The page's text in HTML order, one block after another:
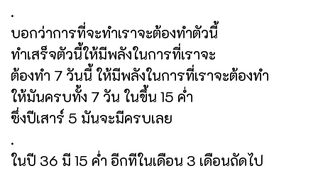
.
บอกว่าการที่จะทำเราจะต้องทำตัวนี้
ทำเสร็จตัวนี้ให้มีพลังในการที่เราจะ
ต้องทำ 7 วันนี้ ให้มีพลังในการที่เราจะต้องทำ
ให้มันครบทั้ง 7 วัน ในขึ้น 15 ค่ำ
ซึ่งปีเสาร์ 5 มันจะมีครบเลย
.
ในปี 36 มี 15 ค่ำ อีกทีในเดือน 3 เดือนถัดไป